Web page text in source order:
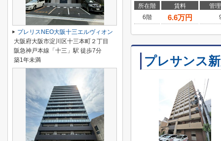
所在階 賃料
管
6階
6.6万円
プレサンス
プレリスNEO大阪十三エルヴィオン
大阪府大阪市淀川区十三本町２丁目
阪急神戸本線「十三」駅 徒歩7分
築1年未満